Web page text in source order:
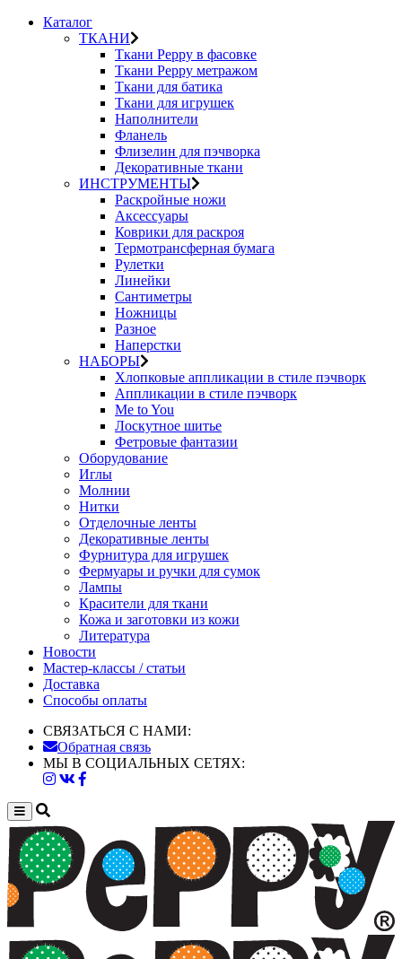
Каталог
ТКАНИ
Ткани Peppy в фасовке
Ткани Peppy метражом
Ткани для батика
Ткани для игрушек
Наполнители
Фланель
Флизелин для пэчворка
Декоративные ткани
ИНСТРУМЕНТЫ
Раскройные ножи
Аксессуары
Коврики для раскроя
Термотрансферная бумага
Рулетки
Линейки
Сантиметры
Ножницы
Разное
Наперстки
НАБОРЫ
Хлопковые аппликации в стиле пэчворк
Аппликации в стиле пэчворк
Me to You
Лоскутное шитье
Фетровые фантазии
Оборудование
Иглы
Молнии
Нитки
Отделочные ленты
Декоративные ленты
Фурнитура для игрушек
Фермуары и ручки для сумок
Лампы
Красители для ткани
Кожа и заготовки из кожи
Литература
Новости
Мастер-классы / статьи
Доставка
Способы оплаты
СВЯЗАТЬСЯ С НАМИ:
Обратная связь
МЫ В СОЦИАЛЬНЫХ СЕТЯХ: